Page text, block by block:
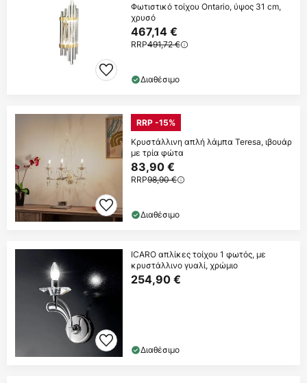
Φωτιστικό τοίχου Ontario, ύψος 31 cm,
χρυσό
467,14 €
RRP491,72 €
Διαθέσιμο
RRP -15%
Κρυστάλλινη απλή λάμπα Teresa, ιβουάρ
με τρία φώτα
83,90 €
RRP98,90 €
Διαθέσιμο
ICARO απλίκες τοίχου 1 φωτός, με
κρυστάλλινο γυαλί, χρώμιο
254,90 €
Διαθέσιμο